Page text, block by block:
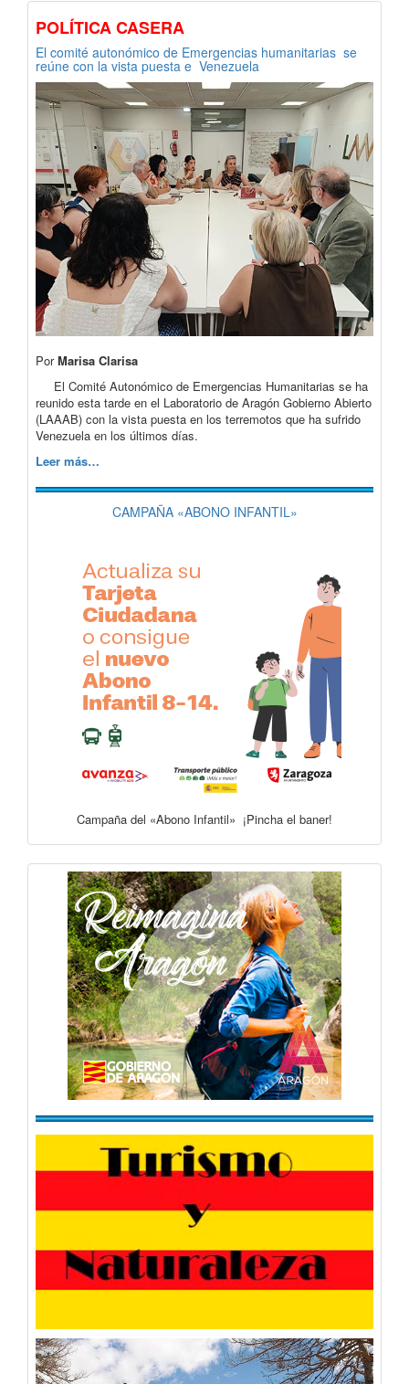
POLÍTICA CASERA
El comité autonómico de Emergencias humanitarias se
reúne con la vista puesta e Venezuela
PorMarisa Clarisa
El Comité Autonómico de Emergencias Humanitarias se ha
reunido esta tarde en el Laboratorio de Aragón Gobierno Abierto
(LAAAB) con la vista puesta en los terremotos que ha sufrido
Venezuela en los últimos días.
Leer más…
CAMPAÑA «ABONO INFANTIL»
Campaña del «Abono Infantil» ¡Pincha el baner!